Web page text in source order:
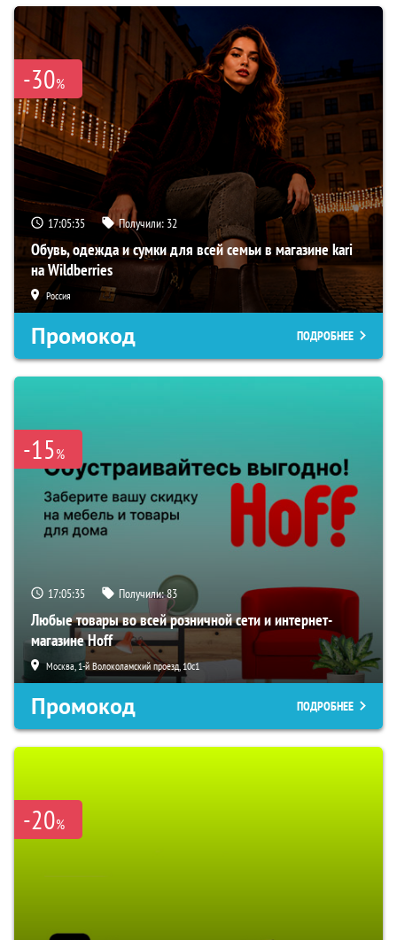
-30%
17:05:34 Получили: 32
Обувь, одежда и сумки для всей семьи в магазине kari
на Wildberries
Россия
Промокод ПОДРОБНЕЕ
-15%
17:05:34 Получили:83
Любые товары во всей розничной сети и интернет-
магазине Hoff
Москва, 1-й Волоколамский проезд, 10с1
Промокод ПОДРОБНЕЕ
-20%